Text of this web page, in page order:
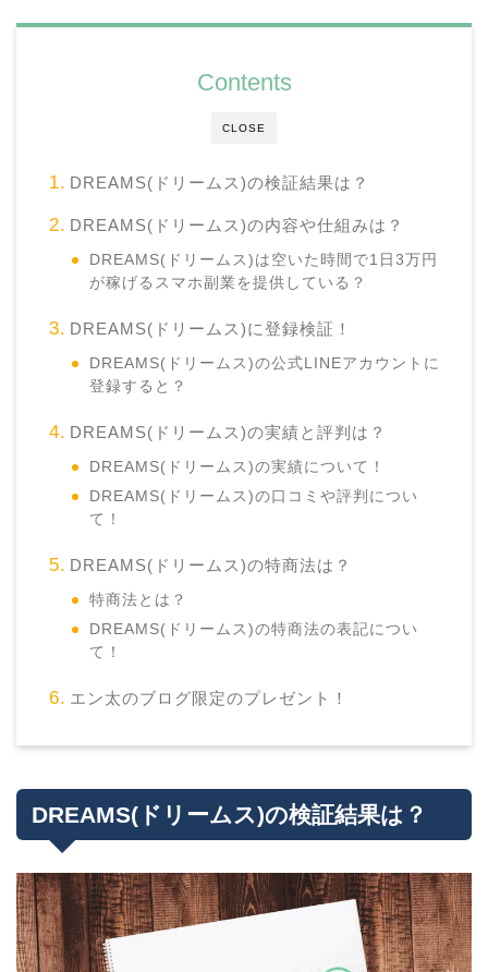
CLOSE
Contents
DREAMS(ドリームス)の検証結果は？
DREAMS(ドリームス)の内容や仕組みは？
DREAMS(ドリームス)は空いた時間で1日3万円
が稼げるスマホ副業を提供している？
DREAMS(ドリームス)に登録検証！
DREAMS(ドリームス)の公式LINEアカウントに
登録すると？
DREAMS(ドリームス)の実績と評判は？
DREAMS(ドリームス)の実績について！
DREAMS(ドリームス)の口コミや評判につい
て！
DREAMS(ドリームス)の特商法は？
特商法とは？
DREAMS(ドリームス)の特商法の表記につい
て！
エン太のブログ限定のプレゼント！
DREAMS(ドリームス)の検証結果は？